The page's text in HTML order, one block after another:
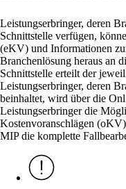
Leistungserbringer, deren
Schnittstelle verfügen,
(eKV) und Informationen
Branchenlösung heraus an
Schnittstelle erteilt der
Leistungserbringer, deren
beinhaltet, wird über die
Leistungserbringer die
Kostenvoranschlägen
MIP die komplette